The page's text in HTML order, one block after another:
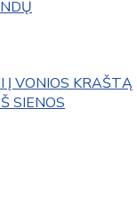
Į VONIOS KRAŠTĄ
SIENOS